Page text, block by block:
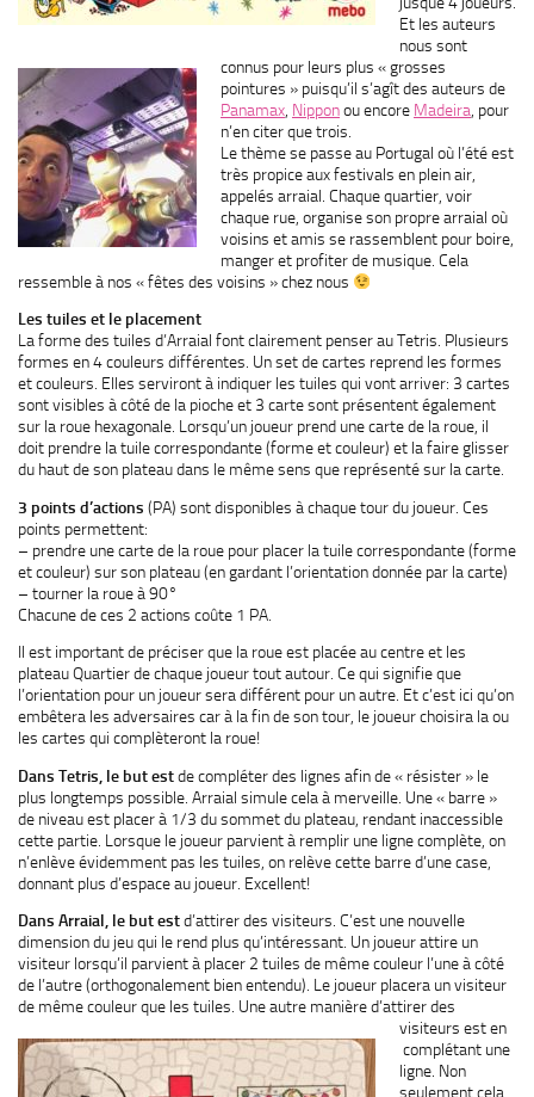
Et les auteurs
nous sont
connus pour leurs plus « grosses
pointures » puisqu’il s’agît des auteurs de
Panamax Nipponou encore Madeira , pour
n’en citer que trois.
Le thème se passe au Portugal où l’été est
très propice aux festivals en plein air,
appelés arraial. Chaque quartier, voir
chaque rue, organise son propre arraial où
voisins et amis se rassemblent pour boire,
manger et profiter de musique. Cela
ressemble à nos « fêtes des voisins » chez nous
Les tuiles et le placement
La forme des tuiles d’Arraial font clairement penser au Tetris. Plusieurs
formes en 4 couleurs différentes. Un set de cartes reprend les formes
et couleurs. Elles serviront à indiquer les tuiles qui vont arriver: 3 cartes
sont visibles à côté de la pioche et 3 carte sont présentent également
sur la roue hexagonale. Lorsqu’un joueur prend une carte de la roue, il
doit prendre la tuile correspondante (forme et couleur) et la faire glisser
du haut de son plateau dans le même sens que représenté sur la carte.
3 points d’actions (PA) sont disponibles à chaque tour du joueur. Ces
points permettent:
– prendre une carte de la roue pour placer la tuile correspondante (forme
et couleur) sur son plateau (en gardant l’orientation donnée par la carte)
– tourner la roue à 90°
Chacune de ces 2 actions coûte 1 PA.
Il est important de préciser que la roue est placée au centre et les
plateau Quartier de chaque joueur tout autour. Ce qui signifie que
l’orientation pour un joueur sera différent pour un autre. Et c’est ici qu’on
embêtera les adversaires car à la fin de son tour, le joueur choisira la ou
les cartes qui complèteront la roue!
Dans Tetris, le but estde compléter des lignes afin de « résister » le
plus longtemps possible. Arraial simule cela à merveille. Une « barre »
de niveau est placer à 1/3 du sommet du plateau, rendant inaccessible
cette partie. Lorsque le joueur parvient à remplir une ligne complète, on
n’enlève évidemment pas les tuiles, on relève cette barre d’une case,
donnant plus d’espace au joueur. Excellent!
Dans Arraial, le but estd’attirer des visiteurs. C’est une nouvelle
dimension du jeu qui le rend plus qu’intéressant. Un joueur attire un
visiteur lorsqu’il parvient à placer 2 tuiles de même couleur l’une à côté
de l’autre (orthogonalement bien entendu). Le joueur placera un visiteur
de même couleur que les tuiles. Une autre manière d’attirer des
visiteurs est en
complétant une
ligne. Non
seulement cela